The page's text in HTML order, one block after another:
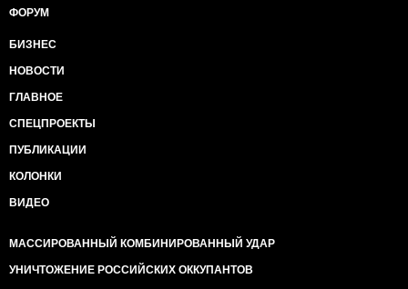
ФОРУМ
БИЗНЕС
НОВОСТИ
ГЛАВНОЕ
СПЕЦПРОЕКТЫ
ПУБЛИКАЦИИ
КОЛОНКИ
ВИДЕО
МАССИРОВАННЫЙ КОМБИНИРОВАННЫЙ УДАР
УНИЧТОЖЕНИЕ РОССИЙСКИХ ОККУПАНТОВ